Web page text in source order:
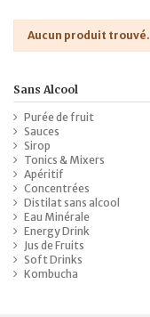
Aucun produit trouvé.
Sans Alcool
Purée de fruit
Sauces
Sirop
Tonics & Mixers
Apéritif
Concentrées
Distilat sans alcool
Eau Minérale
Energy Drink
Jus de Fruits
Soft Drinks
Kombucha